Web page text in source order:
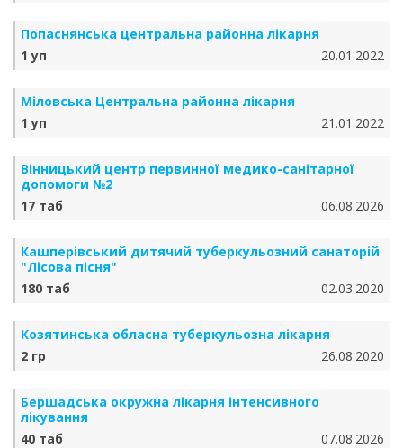
Попаснянська центральна районна лікарня
1 уп
20.01.2022
Міловська Центральна районна лікарня
1 уп
21.01.2022
Вінницький центр первинної медико-санітарної
допомоги №2
17 таб
06.08.2026
Кашперівський дитячий туберкульозний санаторій
"Лісова пісня"
180 таб
02.03.2020
Козятинська обласна туберкульозна лікарня
2 гр
26.08.2020
Бершадська окружна лікарня інтенсивного
лікування
40 таб
07.08.2026